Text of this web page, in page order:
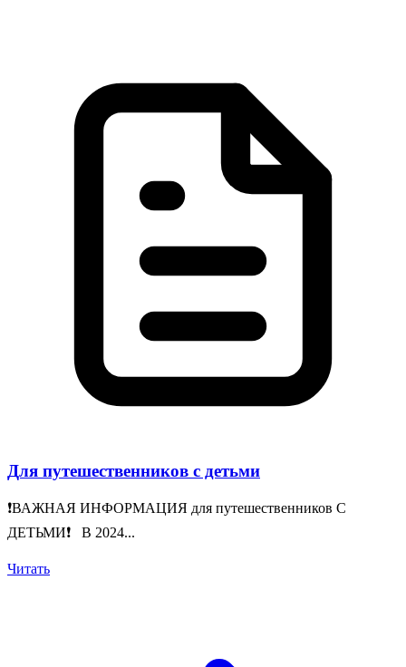
Для путешественников с детьми
❗️ВАЖНАЯ ИНФОРМАЦИЯ для путешественников С
ДЕТЬМИ❗️ В 2024...
Читать